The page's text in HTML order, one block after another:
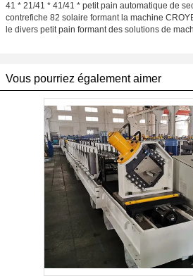
41 * 21/41 * 41/41 * petit pain automatique de
contrefiche 82 solaire formant la machine
le divers petit pain formant des solutions de
Vous pourriez également aimer